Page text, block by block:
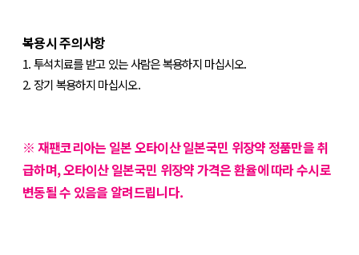
복용시 주의사항
1. 투석치료를 받고 있는 사람은 복용하지 마십시오.
2. 장기 복용하지 마십시오.
※ 재팬코리아는 일본 오타이산 일본국민 위장약 정품만을 취
급하며, 오타이산 일본국민 위장약 가격은 환율에 따라 수시로
변동될 수 있음을 알려드립니다.